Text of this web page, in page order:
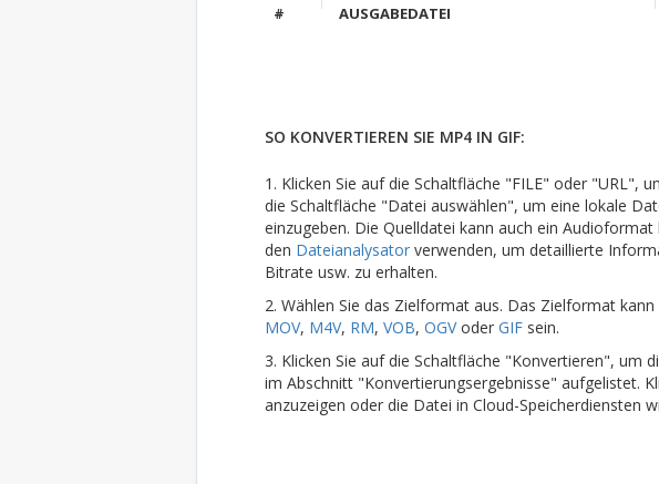
# AUSGABEDATEI
SO KONVERTIEREN SIE MP4 IN GIF:
1. Klicken Sie auf die Schaltfläche "FILE" oder "URL",
die Schaltfläche "Datei auswählen", um eine lokale
einzugeben. Die Quelldatei kann auch ein
den Dateianalysatorverwenden, um detaillierte
Bitrate usw. zu erhalten.
2. Wählen Sie das Zielformat aus. Das Zielformat kann
MOV, M4V, RM, VOB, OGVoder GIFsein.
3. Klicken Sie auf die Schaltfläche "Konvertieren", um
im Abschnitt "Konvertierungsergebnisse" aufgelistet.
anzuzeigen oder die Datei in Cloud-Speicherdiensten